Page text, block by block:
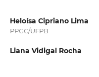
Heloísa Cipriano Lima
PPGC/UFPB
Liana Vidigal Rocha